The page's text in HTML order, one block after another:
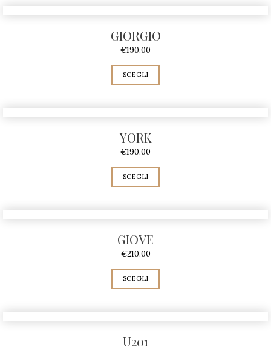
GIORGIO
€190.00
SCEGLI
YORK
€190.00
SCEGLI
GIOVE
€210.00
SCEGLI
U201